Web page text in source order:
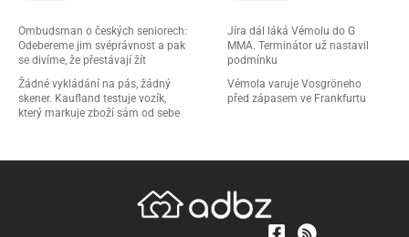
Ombudsman o českých seniorech:
Odebereme jim svéprávnost a pak
se divíme, že přestávají žít
Žádné vykládání na pás, žádný
skener. Kaufland testuje vozík,
který markuje zboží sám od sebe
Jíra dál láká Vémolu do G
MMA. Terminátor už nastavil
podmínku
Vémola varuje Vosgröneho
před zápasem ve Frankfurtu